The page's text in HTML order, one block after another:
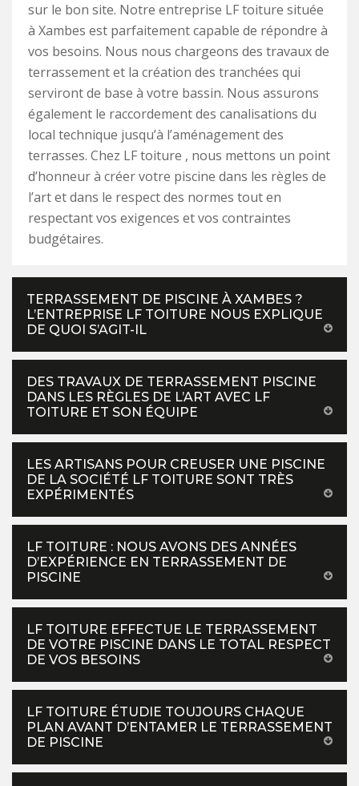
sur le bon site. Notre entreprise LF toiture située
à Xambes est parfaitement capable de répondre à
vos besoins. Nous nous chargeons des travaux de
terrassement et la création des tranchées qui
serviront de base à votre bassin. Nous assurons
également le raccordement des canalisations du
local technique jusqu’à l’aménagement des
terrasses. Chez LF toiture , nous mettons un point
d’honneur à créer votre piscine dans les règles de
l’art et dans le respect des normes tout en
respectant vos exigences et vos contraintes
budgétaires.
TERRASSEMENT DE PISCINE À XAMBES ?
L’ENTREPRISE LF TOITURE NOUS EXPLIQUE
DE QUOI S’AGIT-IL
DES TRAVAUX DE TERRASSEMENT PISCINE
DANS LES RÈGLES DE L’ART AVEC LF
TOITURE ET SON ÉQUIPE
LES ARTISANS POUR CREUSER UNE PISCINE
DE LA SOCIÉTÉ LF TOITURE SONT TRÈS
EXPÉRIMENTÉS
LF TOITURE : NOUS AVONS DES ANNÉES
D’EXPÉRIENCE EN TERRASSEMENT DE
PISCINE
LF TOITURE EFFECTUE LE TERRASSEMENT
DE VOTRE PISCINE DANS LE TOTAL RESPECT
DE VOS BESOINS
LF TOITURE ÉTUDIE TOUJOURS CHAQUE
PLAN AVANT D’ENTAMER LE TERRASSEMENT
DE PISCINE